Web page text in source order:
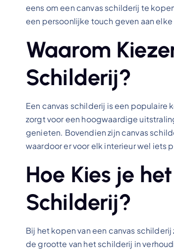
eens om een canvas schilderij te
een persoonlijke touch geven aan
Waarom
Schilderij?
Een canvas schilderij is een
zorgt voor een hoogwaardige
genieten. Bovendien zijn canvas
waardoor er voor elk interieur wel iets
Hoe Kies je
Schilderij?
Bij het kopen van een canvas
de grootte van het schilderij in